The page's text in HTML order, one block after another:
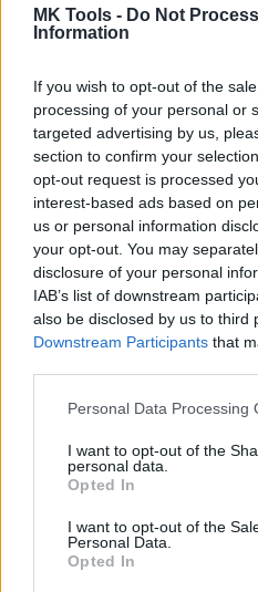
MK Tools - Do Not
Information
If you wish to opt-out of the
processing of your personal or
targeted advertising by us,
section to confirm your
opt-out request is processed
interest-based ads based on
us or personal information
your opt-out. You may
disclosure of your personal
IAB’s list of downstream
also be disclosed by us to third
Downstream Participants that
Personal Data Processing
I want to opt-out of the
personal data.
Opted In
I want to opt-out of the
Personal Data.
Opted In
PRODUKTU
Popis produktu
Výkonný vybrusovaný vrták
súčiastok z nelegovanej aj
pevnosti 900 N/mm2, šedej
spekanej ocele, hliníkovej
Vyrobený podľa normy DIN 338
Profi Line